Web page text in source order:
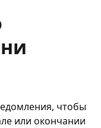
чтобы
или окончании